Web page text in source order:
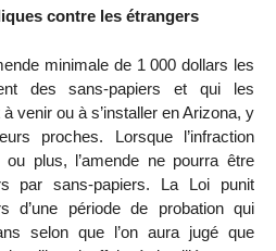
contre les étrangers
minimale de 1 000 dollars les
des sans-papiers et qui les
venir ou à s’installer en Arizona, y
proches. Lorsque l’infraction
plus, l’amende ne pourra être
par sans-papiers. La Loi punit
d’une période de probation qui
selon que l’on aura jugé que